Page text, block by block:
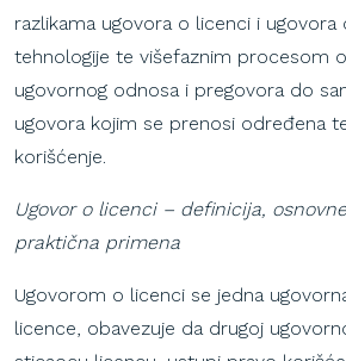
razlikama ugovora o licenci i ugovora
tehnologije te višefaznim procesom
ugovornog odnosa i pregovora do
ugovora kojim se prenosi određena
korišćenje.
Ugovor o licenci – definicija,
praktična primena
Ugovorom o licenci se jedna
licence, obavezuje da drugoj